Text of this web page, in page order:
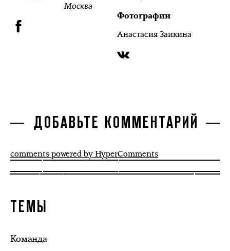
Москва
Фотографии
Анастасия Заикина
ДОБАВЬТЕ КОММЕНТАРИЙ
comments powered by HyperComments
ТЕМЫ
Команда